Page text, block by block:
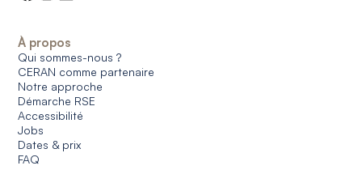
À propos
Qui sommes-nous ?
CERAN comme partenaire
Notre approche
Démarche RSE
Accessibilité
Jobs
Dates & prix
FAQ